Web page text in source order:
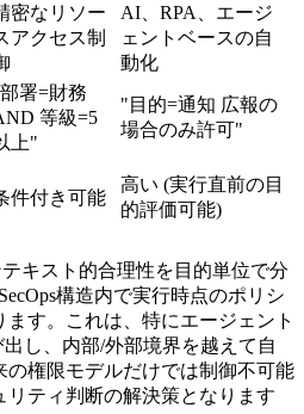
密なリソー
アクセス制
AI、RPA、エージ
ェントベースの自
動化
署=財務
等級=5
上"
"目的=通知 広報の
場合のみ許可"
件付き可能
高い (実行直前の目
的評価可能)
キスト的合理性を目的単位で分
構造内で実行時点のポリシ
す。これは、特にエージェント
出し、内部/外部境界を越えて自
権限モデルだけでは制御不可能
ティ判断の解決策となります